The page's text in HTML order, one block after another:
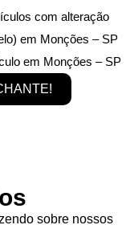
com alteração
em Monções – SP
em Monções – SP
sobre nossos